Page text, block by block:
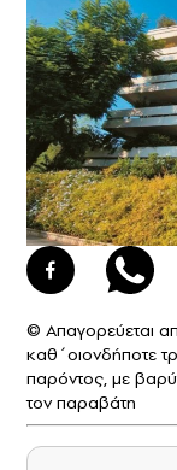
© Απαγορεύεται
καθ΄οιονδήποτε
παρόντος, με
τον παραβάτη